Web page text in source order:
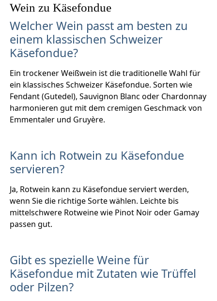
Wein zu Käsefondue
Welcher Wein passt am besten zu
einem klassischen Schweizer
Käsefondue?
Ein trockener Weißwein ist die traditionelle Wahl für
ein klassisches Schweizer Käsefondue. Sorten wie
Fendant (Gutedel), Sauvignon Blanc oder Chardonnay
harmonieren gut mit dem cremigen Geschmack von
Emmentaler und Gruyère.
Kann ich Rotwein zu Käsefondue
servieren?
Ja, Rotwein kann zu Käsefondue serviert werden,
wenn Sie die richtige Sorte wählen. Leichte bis
mittelschwere Rotweine wie Pinot Noir oder Gamay
passen gut.
Gibt es spezielle Weine für
Käsefondue mit Zutaten wie Trüffel
oder Pilzen?